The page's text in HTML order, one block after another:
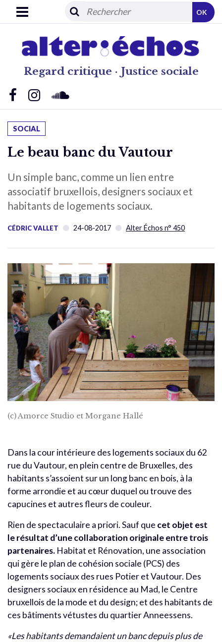
Regard critique · Justice sociale
OK
SOCIAL
Le beau banc du Vautour
Un simple banc, comme un lien entre
associatif bruxellois, designers sociaux et
habitants de logements sociaux.
CÉDRIC VALLET 24-08-2017 Alter Échos n° 450
(c) Amorce Studio et Morgane Hallé
Dans la cour intérieure des logements sociaux du 62
rue du Vautour, en plein centre de Bruxelles, des
habitants s’assoient sur un long banc en bois, à la
forme arrondie et au cœur duquel ou trouve des
capucines et autres fleurs de couleur.
Rien de spectaculaire a priori. Sauf que cet objet est
le résultat d’une collaboration originale entre trois
partenaires. Habitat et Rénovation, une association
qui gère le plan de cohésion sociale (PCS) des
logements sociaux des rues Potier et Vautour. Des
designers sociaux en résidence au Mad, le Centre
bruxellois de la mode et du design; et des habitants de
ces bâtiments vétustes du quartier Anneessens.
«Les habitants demandaient un banc depuis plus de